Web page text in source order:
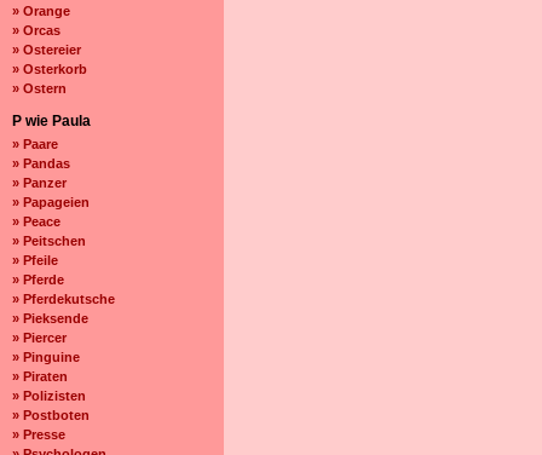
» Orange
» Orcas
» Ostereier
» Osterkorb
» Ostern
P wie Paula
» Paare
» Pandas
» Panzer
» Papageien
» Peace
» Peitschen
» Pfeile
» Pferde
» Pferdekutsche
» Pieksende
» Piercer
» Pinguine
» Piraten
» Polizisten
» Postboten
» Presse